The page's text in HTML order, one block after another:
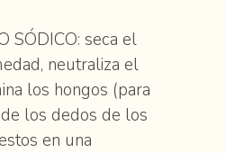
SÓDICO: seca el
neutraliza el
los hongos (para
los dedos de los
en una